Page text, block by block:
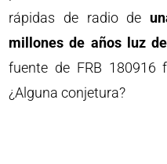
rápidas de radio de
millones de años luz
fuente de FRB 180916
¿Alguna conjetura?